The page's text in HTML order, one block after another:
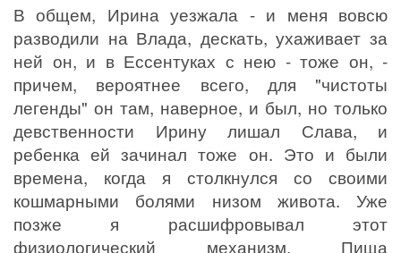
В общем, Ирина уезжала - и меня вовсю
разводили на Влада, дескать, ухаживает за
ней он, и в Ессентуках с нею - тоже он, -
причем, вероятнее всего, для "чистоты
легенды" он там, наверное, и был, но только
девственности Ирину лишал Слава, и
ребенка ей зачинал тоже он. Это и были
времена, когда я столкнулся со своими
кошмарными болями низом живота. Уже
позже я расшифровывал этот
физиологический механизм. Пища